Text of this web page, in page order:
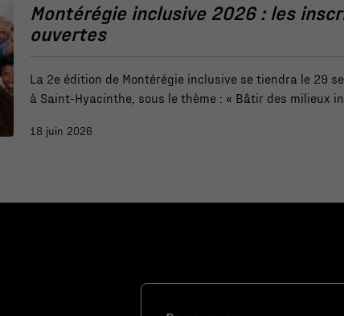
Montérégie inclusive 2026 : les
ouvertes
La 2e édition de Montérégie inclusive se tiendra le 29
à Saint-Hyacinthe, sous le thème : « Bâtir des milieux
18 juin 2026
Statistiques
améliorer la
fonctionnalité